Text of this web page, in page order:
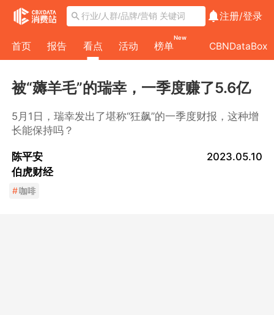
注册/登录
首页 报告 看点 活动 榜单
New
CBNDataBox
被“薅羊毛”的瑞幸，一季度赚了5.6亿
5月1日，瑞幸发出了堪称“狂飙”的一季度财报，这种增
长能保持吗？
陈平安
伯虎财经
2023.05.10
#咖啡